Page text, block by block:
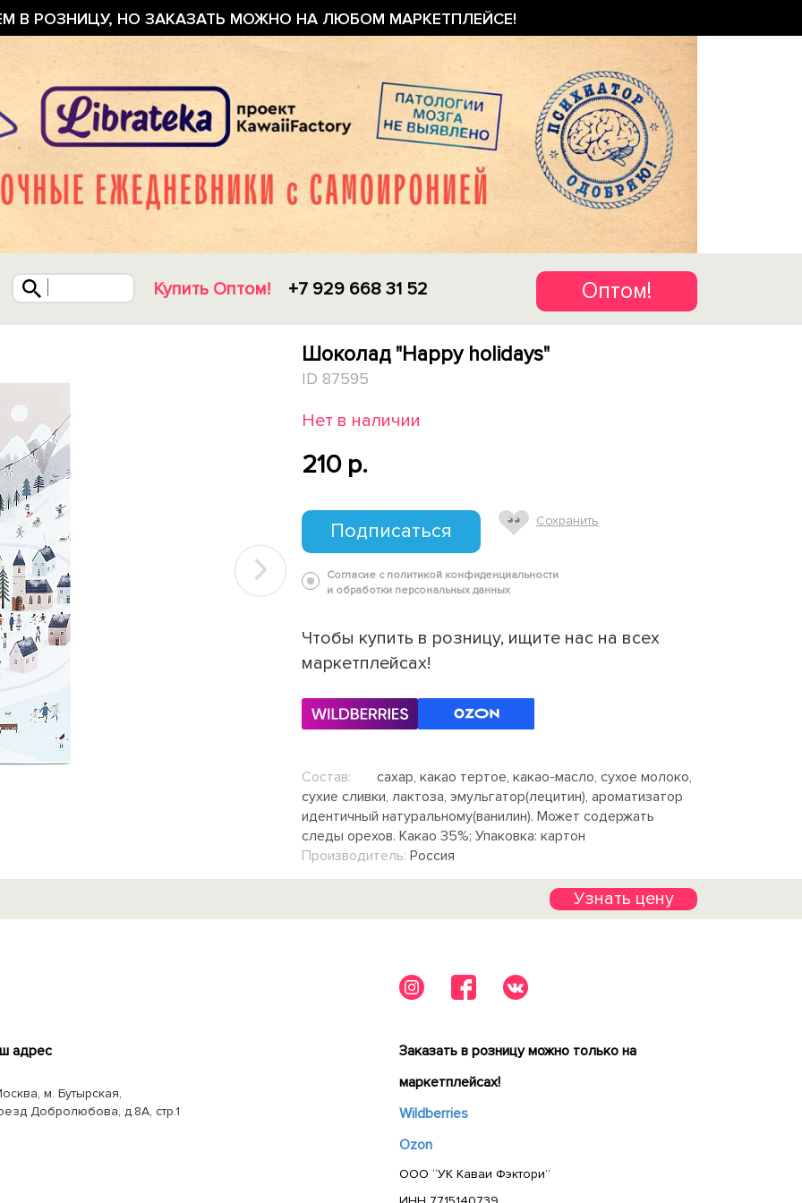
В РОЗНИЦУ, НО ЗАКАЗАТЬ МОЖНО НА ЛЮБОМ МАРКЕТПЛЕЙСЕ!
Купить Оптом! +7 929 668 31 52 Оптом!
Шоколад "Happy holidays"
ID 87595
Нет в наличии
210 p.
Подписаться Сохранить
Согласие с политикой конфиденциальности
и обработки персональных данных
Чтобы купить в розницу, ищите нас на всех
маркетплейсах!
Состав:
сахар, какао тертое, какао-масло, сухое молоко,
сухие сливки, лактоза, эмульгатор(лецитин), ароматизатор
идентичный натуральному(ванилин). Может содержать
следы орехов. Какао 35%; Упаковка: картон
Производитель: Россия
Узнать цену
адрес
м. Бутырская,
Добролюбова, д.8А, стр.1
Заказать в розницу можно только на
маркетплейсах!
Wildberries
Ozon
ООО “УК Каваи Фэктори”